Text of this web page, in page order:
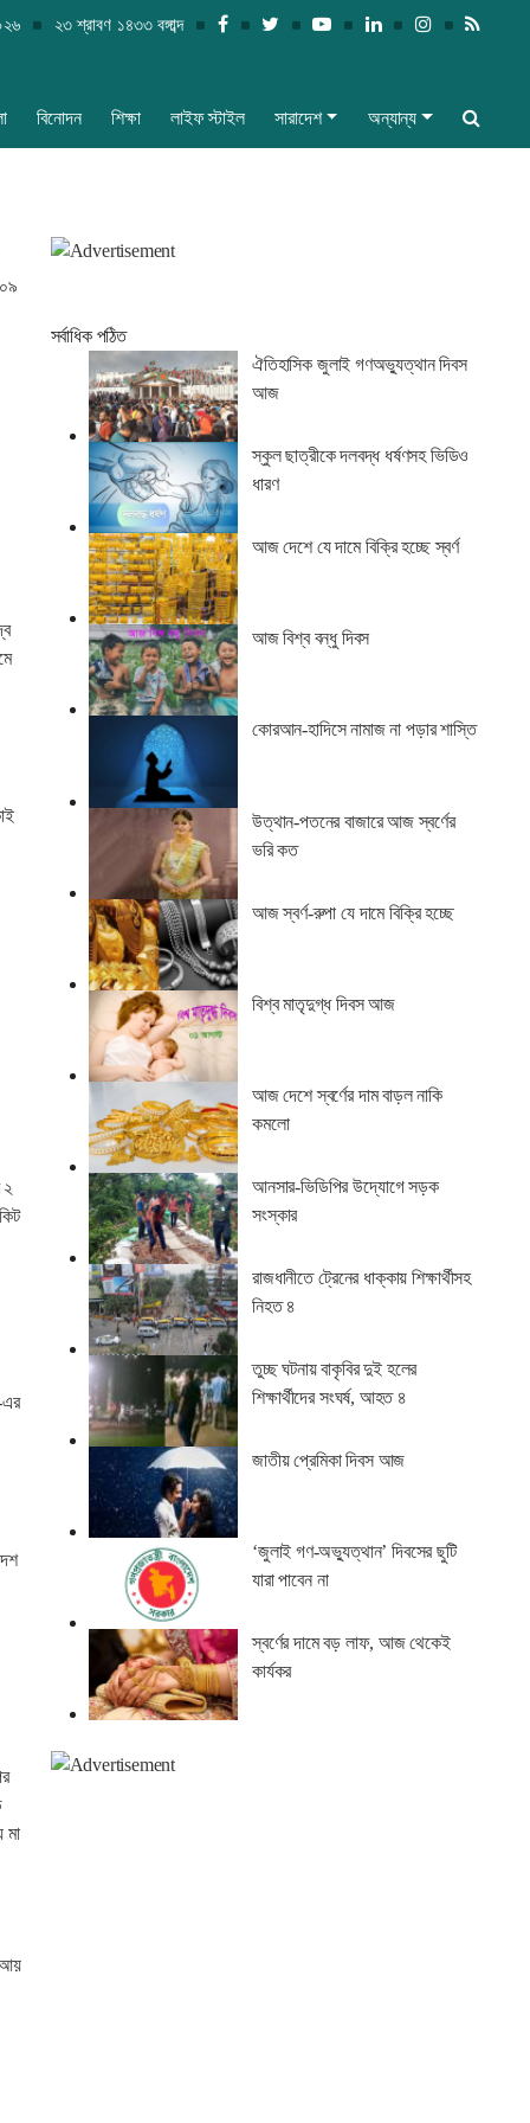
২৩ শ্রাবণ ১৪৩৩ বঙ্গাব্দ
বিনোদন শিক্ষা লাইফ স্টাইল সারাদেশ অন্যান্য
২
এর
মা
আয়
সর্বাধিক পঠিত
ঐতিহাসিক জুলাই গণঅভ্যুত্থান দিবস
আজ
স্কুল ছাত্রীকে দলবদ্ধ ধর্ষণসহ ভিডিও
ধারণ
আজ দেশে যে দামে বিক্রি হচ্ছে স্বর্ণ
আজ বিশ্ব বন্ধু দিবস
কোরআন-হাদিসে নামাজ না পড়ার শাস্তি
উত্থান-পতনের বাজারে আজ স্বর্ণের
ভরি কত
আজ স্বর্ণ-রুপা যে দামে বিক্রি হচ্ছে
বিশ্ব মাতৃদুগ্ধ দিবস আজ
আজ দেশে স্বর্ণের দাম বাড়ল নাকি
কমলো
আনসার-ভিডিপির উদ্যোগে সড়ক
সংস্কার
রাজধানীতে ট্রেনের ধাক্কায় শিক্ষার্থীসহ
নিহত ৪
তুচ্ছ ঘটনায় বাকৃবির দুই হলের
শিক্ষার্থীদের সংঘর্ষ, আহত ৪
জাতীয় প্রেমিকা দিবস আজ
‘জুলাই গণ-অভ্যুত্থান’ দিবসের ছুটি
যারা পাবেন না
স্বর্ণের দামে বড় লাফ, আজ থেকেই
কার্যকর